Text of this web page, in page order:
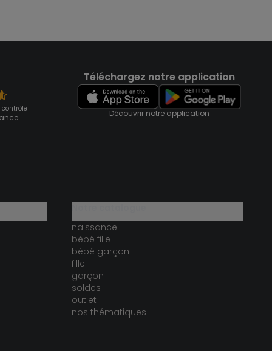
contrôle
Téléchargez notre application
Découvrir notre application
naissance
bébé fille
bébé garçon
fille
garçon
soldes
outlet
nos thématiques